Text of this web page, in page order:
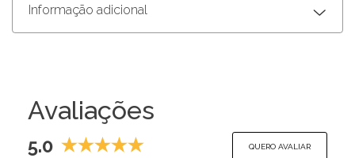
Informação adicional
Avaliações
5.0 QUERO AVALIAR